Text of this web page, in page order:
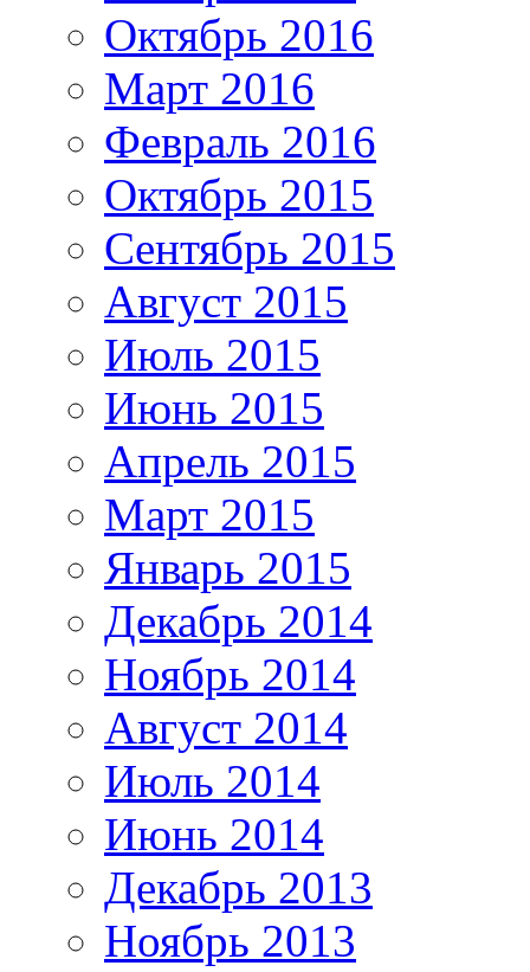
Октябрь 2016
Март 2016
Февраль 2016
Октябрь 2015
Сентябрь 2015
Август 2015
Июль 2015
Июнь 2015
Апрель 2015
Март 2015
Январь 2015
Декабрь 2014
Ноябрь 2014
Август 2014
Июль 2014
Июнь 2014
Декабрь 2013
Ноябрь 2013